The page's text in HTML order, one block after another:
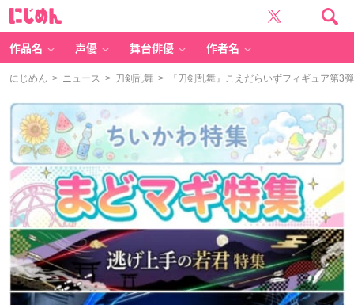
作品名 声優 舞台俳優 作者名
にじめん > ニュース > 刀剣乱舞 > 『刀剣乱舞』こえだらいずフィギュア第3